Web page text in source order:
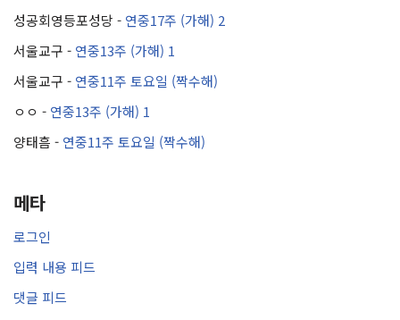
성공회영등포성당 - 연중17주 (가해) 2
서울교구 - 연중13주 (가해) 1
서울교구 - 연중11주 토요일 (짝수해)
ㅇㅇ - 연중13주 (가해) 1
양태흠 - 연중11주 토요일 (짝수해)
메타
로그인
입력 내용 피드
댓글 피드